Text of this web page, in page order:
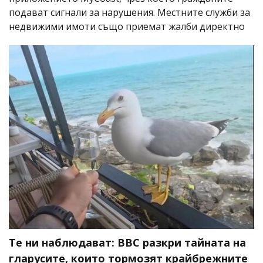
подават сигнали за нарушения. Местните служби за
недвижими имоти също приемат жалби директно
Те ни наблюдават: BBC разкри тайната на
гларусите, които тормозят крайбрежните